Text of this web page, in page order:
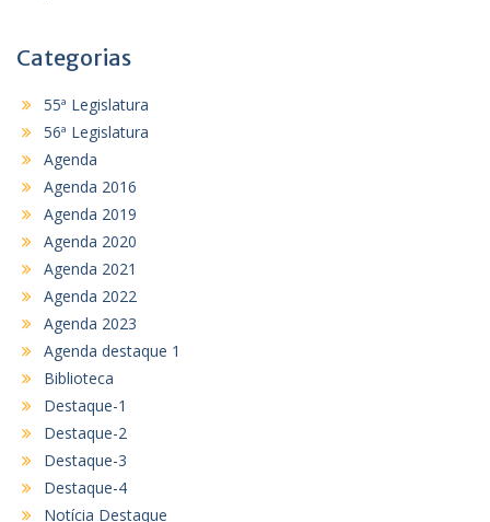
Categorias
55ª Legislatura
56ª Legislatura
Agenda
Agenda 2016
Agenda 2019
Agenda 2020
Agenda 2021
Agenda 2022
Agenda 2023
Agenda destaque 1
Biblioteca
Destaque-1
Destaque-2
Destaque-3
Destaque-4
Notícia Destaque